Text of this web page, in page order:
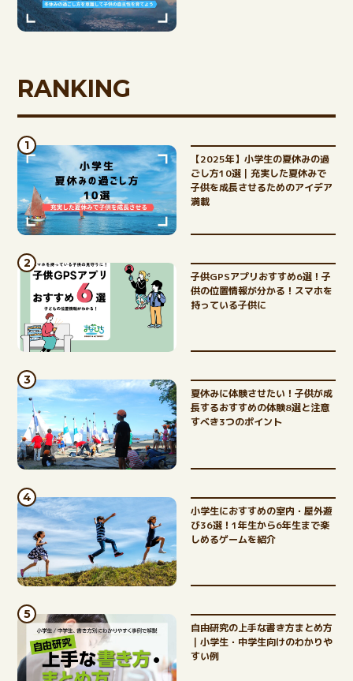
子育て
STUDY
まなびちって？
ABOUT
RANKING
【2025年】小学生の夏休みの過
ごし方10選｜充実した夏休みで
子供を成長させるためのアイデア
満載
子供GPSアプリおすすめ6選！子
供の位置情報が分かる！スマホを
持っている子供に
夏休みに体験させたい！子供が成
長するおすすめの体験8選と注意
すべき3つのポイント
小学生におすすめの室内・屋外遊
び36選！1年生から6年生まで楽
しめるゲームを紹介
自由研究の上手な書き方まとめ方
｜小学生・中学生向けのわかりや
すい例